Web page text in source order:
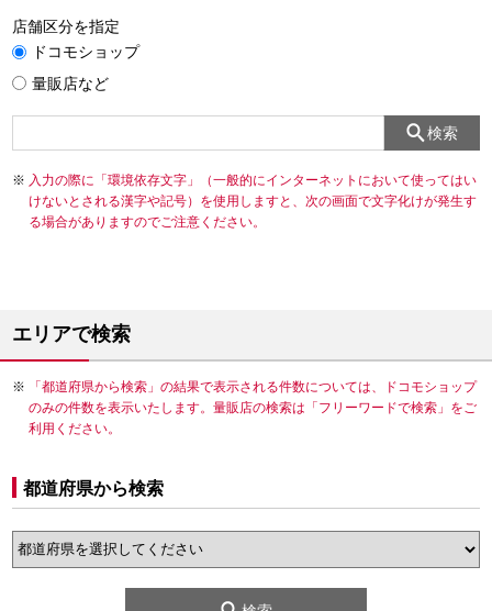
店舗区分を指定
ドコモショップ
量販店など
検索
入力の際に「環境依存文字」（一般的にインターネットにおいて使ってはい
けないとされる漢字や記号）を使用しますと、次の画面で文字化けが発生す
る場合がありますのでご注意ください。
エリアで検索
「都道府県から検索」の結果で表示される件数については、ドコモショップ
のみの件数を表示いたします。量販店の検索は「フリーワードで検索」をご
利用ください。
都道府県から検索